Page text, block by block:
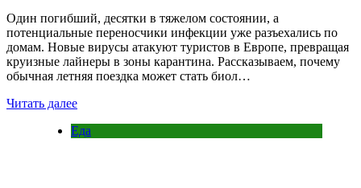
Один погибший, десятки в тяжелом состоянии, а
потенциальные переносчики инфекции уже разъехались по
домам. Новые вирусы атакуют туристов в Европе, превращая
круизные лайнеры в зоны карантина. Рассказываем, почему
обычная летняя поездка может стать биол…
Читать далее
Еда